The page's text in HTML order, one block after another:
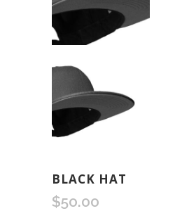
BLACK HAT
$50.00